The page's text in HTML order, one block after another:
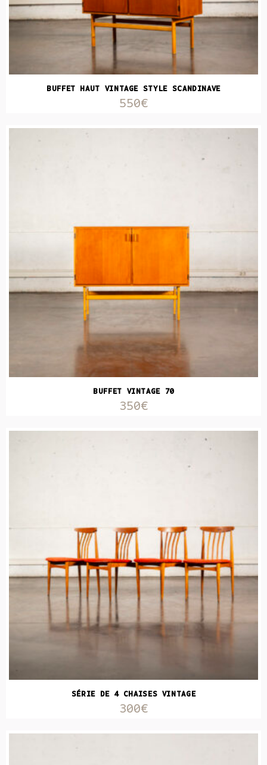
BUFFET HAUT VINTAGE STYLE SCANDINAVE
550€
BUFFET VINTAGE 70
350€
SÉRIE DE 4 CHAISES VINTAGE
300€